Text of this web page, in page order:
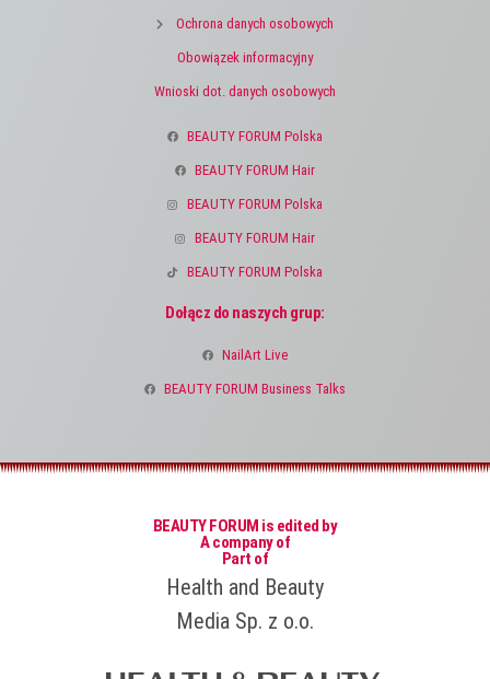
Ochrona danych osobowych
Obowiązek informacyjny
Wnioski dot. danych osobowych
BEAUTY FORUM Polska
BEAUTY FORUM Hair
BEAUTY FORUM Polska
BEAUTY FORUM Hair
BEAUTY FORUM Polska
Dołącz do naszych grup:
NailArt Live
BEAUTY FORUM Business Talks
BEAUTY FORUM is edited by
A company of
Part of
Health and Beauty
Media Sp. z o.o.